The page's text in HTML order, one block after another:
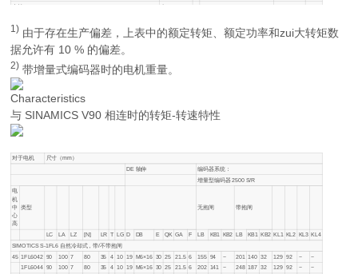
1) 由于存在生产偏差，上表中的额定转矩、额定功率和zui大转矩数
据允许有 10 % 的偏差。
2) 带增量式编码器时的电机重量。
Characteristics
与 SINAMICS V90 相连时的转矩-转速特性
对于电机
尺寸（mm）
DE 轴伸
编码器系统：
增量型编码器 2500 S/R
电
机
中
心
高
类型 无抱闸 带抱闸
LC LA LZ [N] LR T LG D DB E QK GA F LB KB1 KB2 LB KB1 KB2 KL1 KL2 KL3 KL4
SIMOTICS S-1FL6 自然冷却式，带/不带抱闸
45 1FL6042 90 100 7 80 35 4 10 19 M6×16 30 25 21.5 6 155 94 − 201 140 32 129 92 − −
1FL6044 90 100 7 80 35 4 10 19 M6×16 30 25 21.5 6 202 141 − 248 187 32 129 92 − −